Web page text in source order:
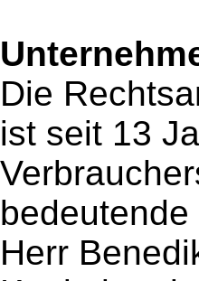
Die
ist seit 13
Herr